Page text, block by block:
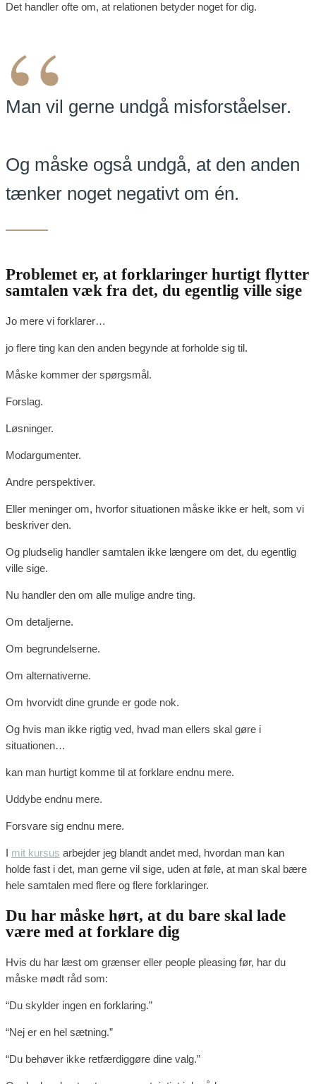
Det handler ofte om, at relationen betyder noget for dig.
“
Man vil gerne undgå misforståelser.
Og måske også undgå, at den anden
tænker noget negativt om én.
Problemet er, at forklaringer hurtigt flytter
samtalen væk fra det, du egentlig ville sige
Jo mere vi forklarer…
jo flere ting kan den anden begynde at forholde sig til.
Måske kommer der spørgsmål.
Forslag.
Løsninger.
Modargumenter.
Andre perspektiver.
Eller meninger om, hvorfor situationen måske ikke er helt, som vi
beskriver den.
Og pludselig handler samtalen ikke længere om det, du egentlig
ville sige.
Nu handler den om alle mulige andre ting.
Om detaljerne.
Om begrundelserne.
Om alternativerne.
Om hvorvidt dine grunde er gode nok.
Og hvis man ikke rigtig ved, hvad man ellers skal gøre i
situationen…
kan man hurtigt komme til at forklare endnu mere.
Uddybe endnu mere.
Forsvare sig endnu mere.
I mit kursus arbejder jeg blandt andet med, hvordan man kan
holde fast i det, man gerne vil sige, uden at føle, at man skal bære
hele samtalen med flere og flere forklaringer.
Du har måske hørt, at du bare skal lade
være med at forklare dig
Hvis du har læst om grænser eller people pleasing før, har du
måske mødt råd som:
“Du skylder ingen en forklaring.”
“Nej er en hel sætning.”
“Du behøver ikke retfærdiggøre dine valg.”